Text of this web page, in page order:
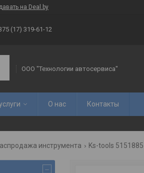
на Deal.by
(17) 319-61-12
ООО "Технологии автосервиса"
О нас Контакты
инструмента Ks-tools